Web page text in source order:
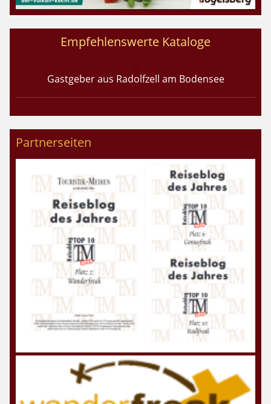
Empfehlenswerte Kataloge
Gastgeber aus Radolfzell am Bodensee
Partnerseiten